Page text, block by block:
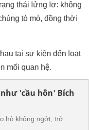
thái lửng lơ: không
tò mò, đồng thời
tại sự kiện đến loạt
mối quan hệ.
'cầu hôn' Bích
hò không ngớt, trở